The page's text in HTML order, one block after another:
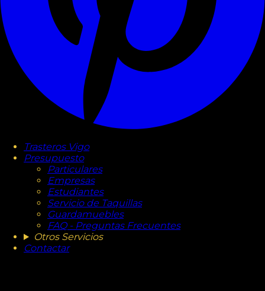
Trasteros Vigo
Presupuesto
Particulares
Empresas
Estudiantes
Servicio de Taquillas
Guardamuebles
FAQ - Preguntas Frecuentes
Otros Servicios
Contactar